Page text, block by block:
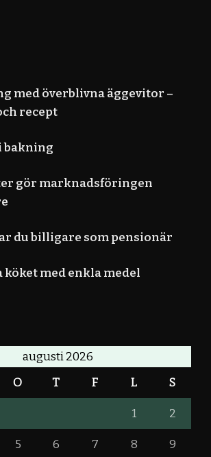
med överblivna äggevitor –
recept
bakning
gör marknadsföringen
du billigare som pensionär
köket med enkla medel
augusti 2026
O T F L S
1 2
5 6 7 8 9